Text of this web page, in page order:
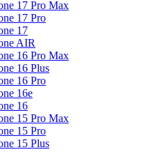
17 Pro Max
17 Pro
17
AIR
16 Pro Max
16 Plus
16 Pro
16e
16
15 Pro Max
15 Pro
15 Plus